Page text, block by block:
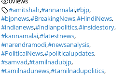
#amitshah,#annamalai,#bjp,
#bjpnews,#BreakingNews,#HindiNews,
#indianews,#indianpolitics,#insidestory,
#kannamalai,#latestnews,
#narendramodi,#newsanalysis,
#PoliticalNews,#politicalupdates,
#samvad,#tamilnadubjp,
#tamilnadunews,#tamilnadupolitics,